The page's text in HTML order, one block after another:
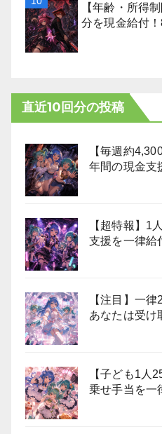
【年齢・所得
分を現金給付
直近10回分の投稿
【毎週約
年間の現金支
【超特報】1
支援を一律給
【注目】一
あなたは受け
【子ども1人
乗せ手当を一